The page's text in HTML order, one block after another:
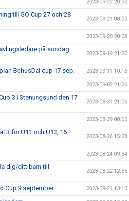
2023-09-22 20:32
till GO Cup 27 och 28
2023-09-21 08:00
2023-09-20 20:28
på söndag
2023-09-19 21:20
BohusDal cup 17 sep. 2023-09-11 10:16
2023-09-02 21:26
3 i Stenungsund den 17
2023-08-31 21:06
2023-08-29 08:00
3 för U11 och U13, 16
2023-08-26 15:38
2023-08-24 09:34
dig/ditt barn till
2023-08-22 12:55
Cup 9 september 2023-08-21 13:10